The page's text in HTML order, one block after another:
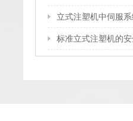
立式注塑机中伺服
标准立式注塑机的